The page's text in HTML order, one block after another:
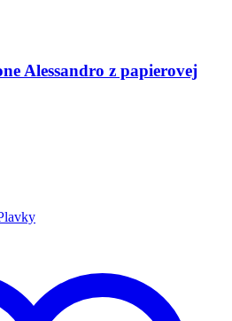
Alessandro z papierovej